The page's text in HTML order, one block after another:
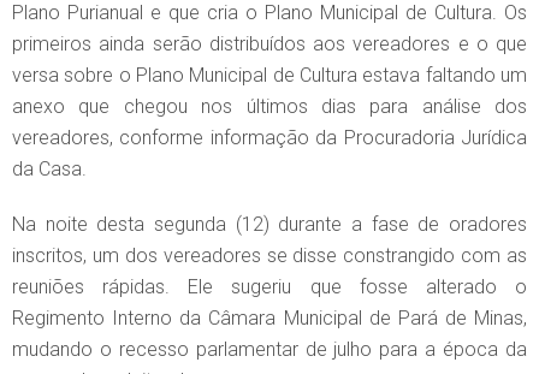
Plano Purianual e que cria o Plano Municipal de Cultura. Os
primeiros ainda serão distribuídos aos vereadores e o que
versa sobre o Plano Municipal de Cultura estava faltando um
anexo que chegou nos últimos dias para análise dos
vereadores, conforme informação da Procuradoria Jurídica
da Casa.
Na noite desta segunda (12) durante a fase de oradores
inscritos, um dos vereadores se disse constrangido com as
reuniões rápidas. Ele sugeriu que fosse alterado o
Regimento Interno da Câmara Municipal de Pará de Minas,
mudando o recesso parlamentar de julho para a época da